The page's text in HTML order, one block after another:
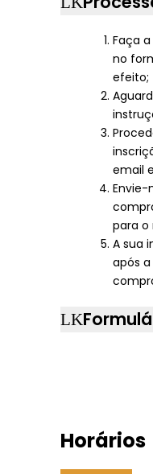
Faça
no
efeito;
email
Envie-
para o
A sua
após
Horários